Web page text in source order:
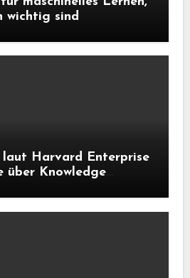
wichtig sind
laut Harvard Enterprise
über Knowledge